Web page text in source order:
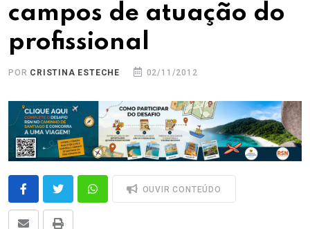
campos de atuação do
profissional
POR CRISTINA ESTECHE 02/11/2012
OUVIR CONTEÚDO